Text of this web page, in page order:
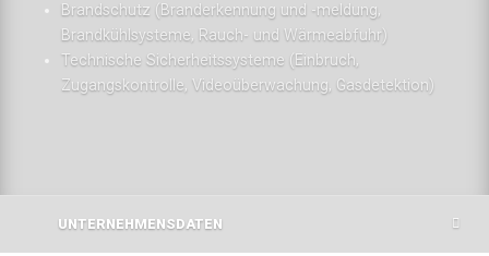
Brandschutz (Branderkennung und -meldung,
Brandkühlsysteme, Rauch- und Wärmeabfuhr)
Technische Sicherheitssysteme (Einbruch,
Zugangskontrolle, Videoüberwachung, Gasdetektion)
UNTERNEHMENSDATEN